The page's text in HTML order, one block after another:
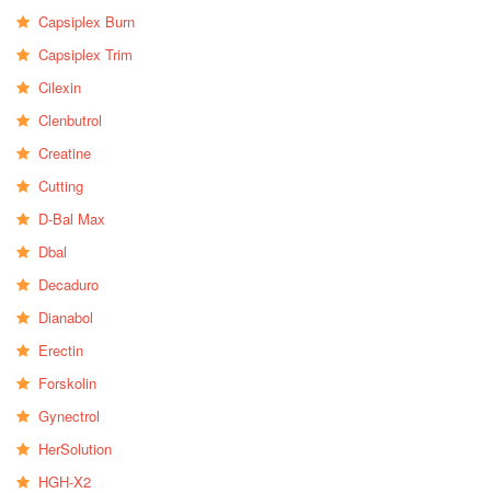
Capsiplex Burn
Capsiplex Trim
Cilexin
Clenbutrol
Creatine
Cutting
D-Bal Max
Dbal
Decaduro
Dianabol
Erectin
Forskolin
Gynectrol
HerSolution
HGH-X2